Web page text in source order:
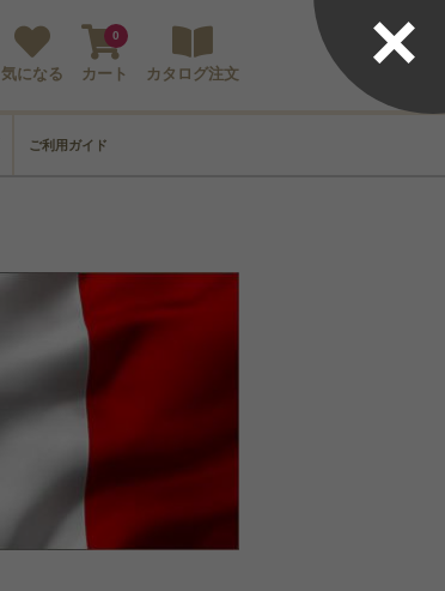
気になる カート
0
カタログ注文
ご利用ガイド
×